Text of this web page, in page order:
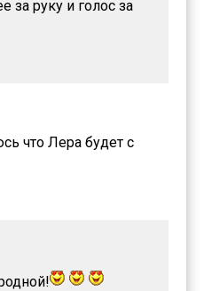
за руку и голос за
что Лера будет с